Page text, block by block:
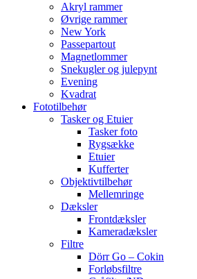
Akryl rammer
Øvrige rammer
New York
Passepartout
Magnetlommer
Snekugler og julepynt
Evening
Kvadrat
Fototilbehør
Tasker og Etuier
Tasker foto
Rygsække
Etuier
Kufferter
Objektivtilbehør
Mellemringe
Dæksler
Frontdæksler
Kameradæksler
Filtre
Dörr Go – Cokin
Forløbsfiltre